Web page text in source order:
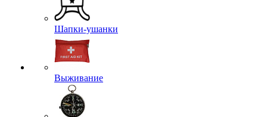
Шапки-ушанки
Выживание